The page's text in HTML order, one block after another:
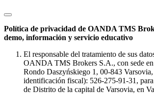
Política de privacidad de OANDA TMS
demo, información y servicio educativo
El responsable del tratamiento de sus
OANDA TMS Brokers S.A., con sede
Rondo Daszyńskiego 1, 00-843
identificación fiscal): 526-275-91-31,
de Distrito de la capital de Varsovia, en